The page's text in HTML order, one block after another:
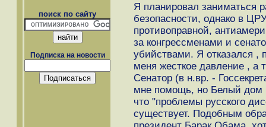
поиск по сайту
Подписка на новости
Я планировал заниматься
безопасности, однако в
противоправной,
за конгрессменами и
убийствами. Я отказался ,
меня жесткое давление , а
Сенатор (в н.вр. -
мне помощь, но Белый дом
что "проблемы русского
существует. Подобным